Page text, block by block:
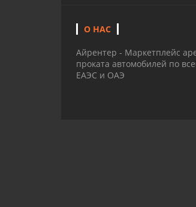
О НАС
Айрентер - Маркетплейс
проката автомобилей по
ЕАЭС и ОАЭ